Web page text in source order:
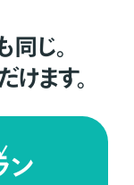
じ。
ます。
ン